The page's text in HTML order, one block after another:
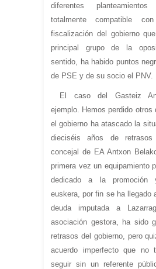
diferentes
totalmente compatible
fiscalización del gobierno
principal grupo de la
sentido, ha habido puntos
de PSE y de su socio el PNV.
El caso del Gasteiz
ejemplo. Hemos perdido otros
el gobierno ha atascado la
dieciséis años de
concejal de EA Antxon
primera vez un equipamiento
dedicado a la promoción
euskera, por fin se ha llegado
deuda imputada a
asociación gestora, ha sido
retrasos del gobierno, pero
acuerdo imperfecto que no
seguir sin un referente